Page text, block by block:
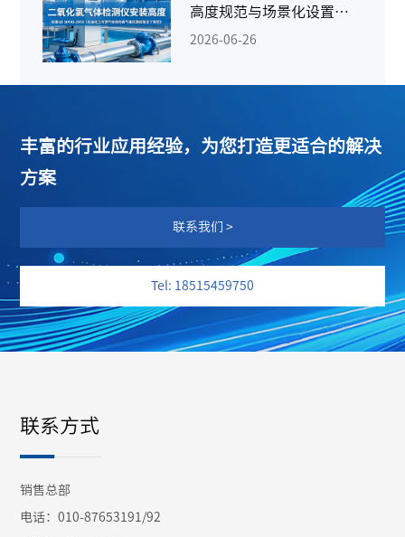
高度规范与场景化设置指
南
2026-06-26
丰富的行业应用经验，为您打造更适合的解决
方案
联系我们 >
Tel: 18515459750
联系方式
销售总部
电话：010-87653191/92